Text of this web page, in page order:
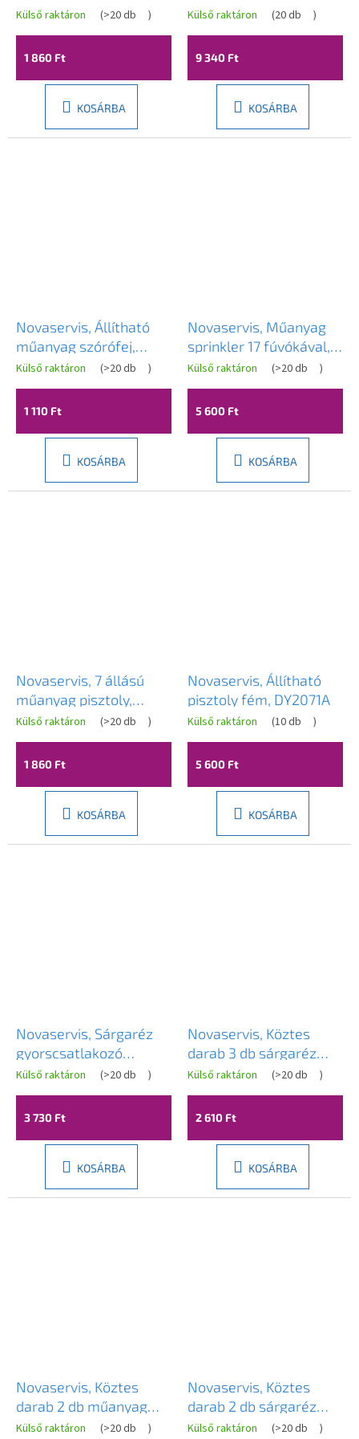
Külső raktáron (>20 db )
1 860 Ft
KOSÁRBA
tömlődob, DY670
Külső raktáron (20 db )
9 340 Ft
KOSÁRBA
Novaservis, Állítható
műanyag szórófej,
DY3011
Külső raktáron (>20 db )
1 110 Ft
KOSÁRBA
Novaservis, Műanyag
sprinkler 17 fúvókával,
DY7020X
Külső raktáron (>20 db )
5 600 Ft
KOSÁRBA
Novaservis, 7 állású
műanyag pisztoly,
DY2077
Külső raktáron (>20 db )
1 860 Ft
KOSÁRBA
Novaservis, Állítható
pisztoly fém, DY2071A
Külső raktáron (10 db )
5 600 Ft
KOSÁRBA
Novaservis, Sárgaréz
gyorscsatlakozó
levegőztetővel,
DY8110CN
Külső raktáron (>20 db )
3 730 Ft
KOSÁRBA
Novaservis, Köztes
darab 3 db sárgaréz
gyorscsatlakozóhoz,
DY8015C
Külső raktáron (>20 db )
2 610 Ft
KOSÁRBA
Novaservis, Köztes
darab 2 db műanyag
gyorscsatlakozóhoz,
Külső raktáron (>20 db )
Novaservis, Köztes
darab 2 db sárgaréz
gyorscsatlakozóhoz,
Külső raktáron (>20 db )